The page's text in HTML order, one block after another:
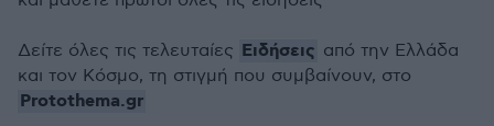
Δείτε όλες τις τελευταίες Ειδήσεις από την Ελλάδα
και τον Κόσμο, τη στιγμή που συμβαίνουν, στο
Protothema.gr